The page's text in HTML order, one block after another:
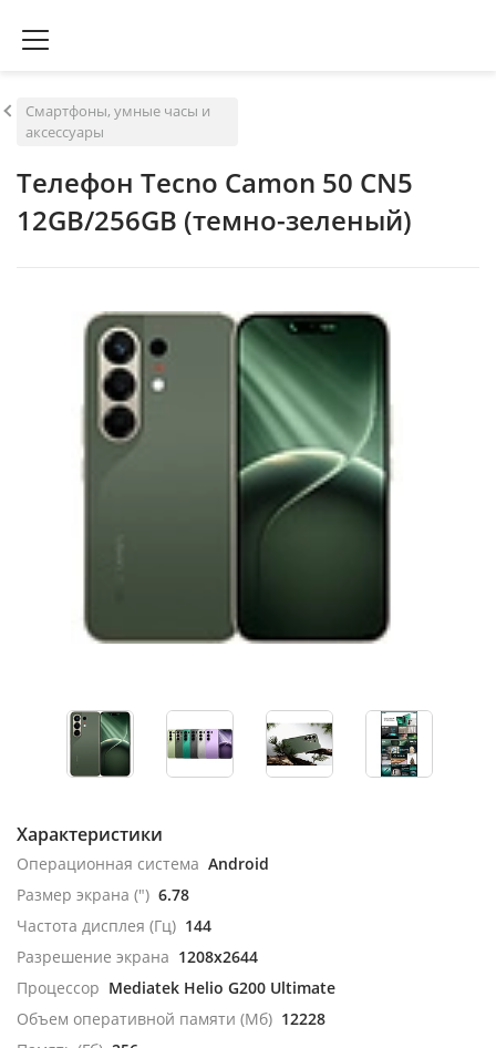
Смартфоны, умные часы и
аксессуары
Телефон Tecno Camon 50 CN5
12GB/256GB (темно-зеленый)
Характеристики
Операционная система Android
Размер экрана (") 6.78
Частота дисплея (Гц) 144
Разрешение экрана 1208x2644
Процессор Mediatek Helio G200 Ultimate
Объем оперативной памяти (Мб) 12228